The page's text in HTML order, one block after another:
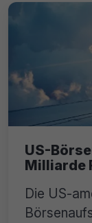
US-
Milliarde
Die US-